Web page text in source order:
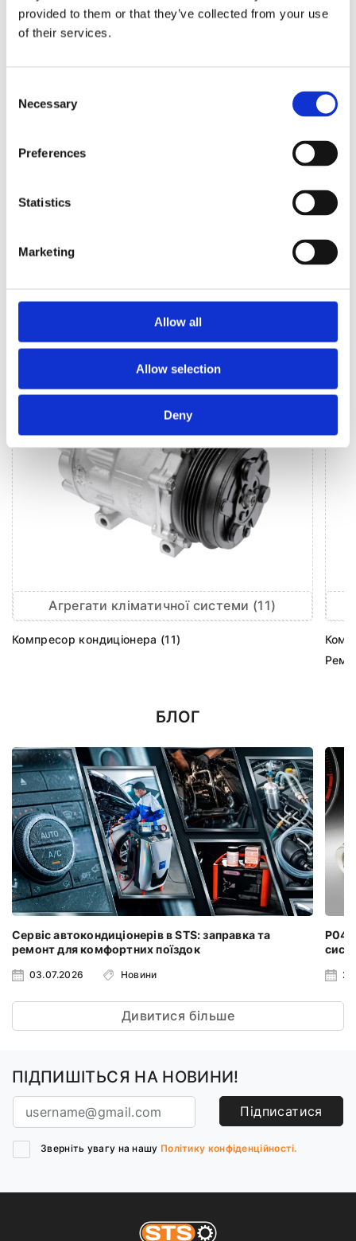
provided to them or that they’ve collected from your use
of their services.
Selection
Necessary
Preferences
Statistics
Marketing
Allow all
Allow selection
Deny
Рульова рейка з ГПК (14)
Насос ЕГПК (2)
КЛІМАТИЗАЦІЯ ДЛЯAUDI A2
Агрегати кліматичної системи (11)
Компресор кондиціонера (11)
БЛОГ
Сервіс автокондиціонерів в STS: заправка та
ремонт для комфортних поїздок
03.07.2026 Новини
Дивитися більше
ПІДПИШІТЬСЯ НА НОВИНИ!
Підписатися
Зверніть увагу на нашу Політику конфіденційності.